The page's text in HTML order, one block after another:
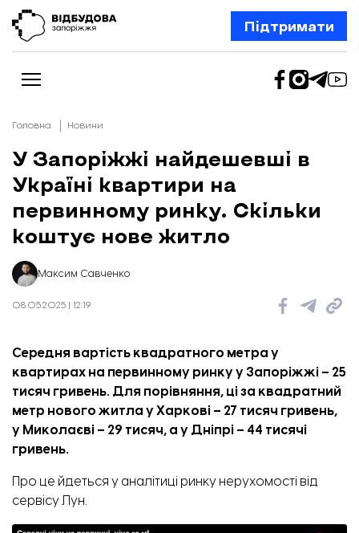
Підтримати
Новини
Відбудова Запоріжжя
Ексклюзив
Бізнес
Шлях додому
Колонки
Про нас
Редакційна політика
Головна Новини
У Запоріжжі найдешевші в
Україні квартири на
первинному ринку. Скільки
коштує нове житло
Максим Савченко
08.05.2025 | 12:19
Середня вартість квадратного метра у
квартирах на первинному ринку у Запоріжжі – 25
тисяч гривень. Для порівняння, ці за квадратний
метр нового житла у Харкові – 27 тисяч гривень,
у Миколаєві – 29 тисяч, а у Дніпрі – 44 тисячі
гривень.
Про це йдеться у аналітиці ринку нерухомості від
сервісу Лун.